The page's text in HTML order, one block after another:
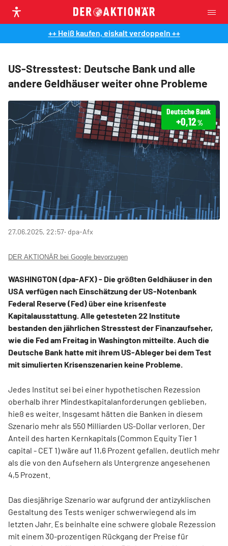
++ Heiß kaufen, eiskalt verdoppeln ++
US-Stresstest: Deutsche Bank und alle
andere Geldhäuser weiter ohne Probleme
Deutsche Bank
+0,12%
27.06.2025, 22:57‧ dpa-Afx
DER AKTIONÄR bei Google bevorzugen
WASHINGTON (dpa-AFX) - Die größten Geldhäuser in den
USA verfügen nach Einschätzung der US-Notenbank
Federal Reserve (Fed) über eine krisenfeste
Kapitalausstattung. Alle getesteten 22 Institute
bestanden den jährlichen Stresstest der Finanzaufseher,
wie die Fed am Freitag in Washington mitteilte. Auch die
Deutsche Bank hatte mit ihrem US-Ableger bei dem Test
mit simulierten Krisenszenarien keine Probleme.
Jedes Institut sei bei einer hypothetischen Rezession
oberhalb ihrer Mindestkapitalanforderungen geblieben,
hieß es weiter. Insgesamt hätten die Banken in diesem
Szenario mehr als 550 Milliarden US-Dollar verloren. Der
Anteil des harten Kernkapitals (Common Equity Tier 1
capital - CET 1) wäre auf 11,6 Prozent gefallen, deutlich mehr
als die von den Aufsehern als Untergrenze angesehenen
4,5 Prozent.
Das diesjährige Szenario war aufgrund der antizyklischen
Gestaltung des Tests weniger schwerwiegend als im
letzten Jahr. Es beinhalte eine schwere globale Rezession
mit einem 30-prozentigen Rückgang der Preise für